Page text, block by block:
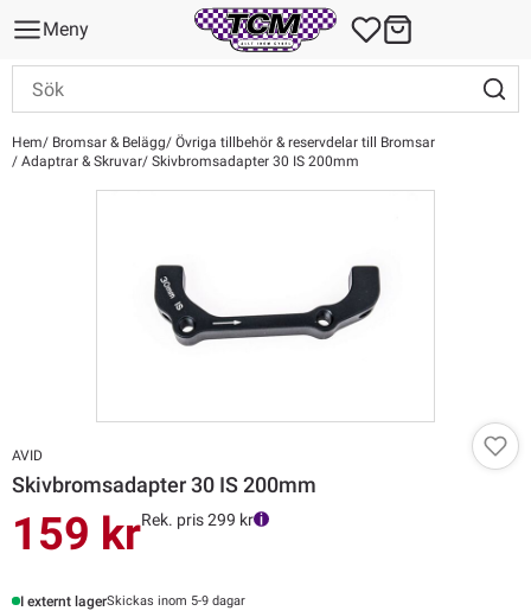
Meny
Hem Bromsar & Belägg
Övriga tillbehör & reservdelar till Bromsar
Adaptrar & Skruvar Skivbromsadapter 30 IS 200mm
AVID
Skivbromsadapter 30 IS 200mm
159 krRek. pris 299 kr
I externt lagerSkickas inom 5-9 dagar